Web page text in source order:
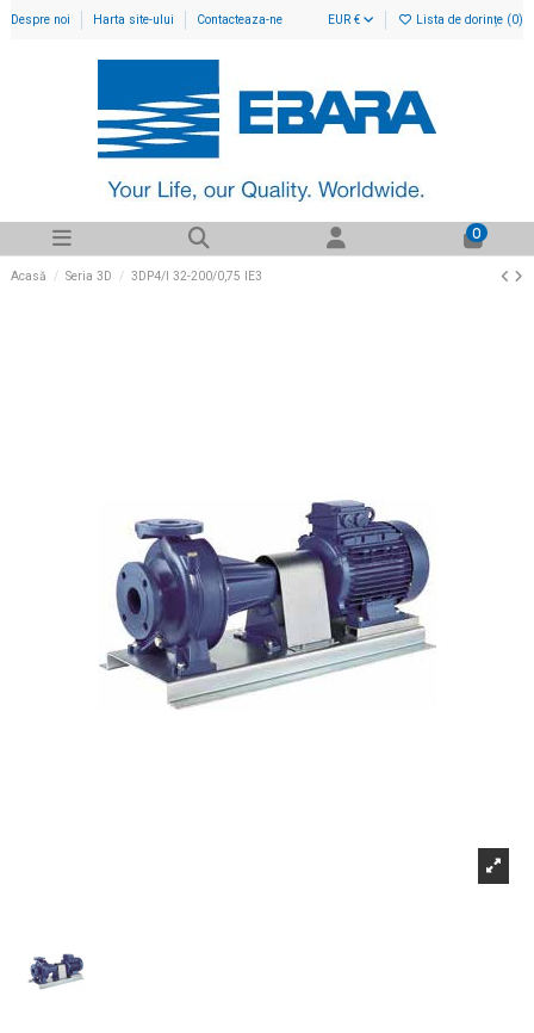
Despre noi Harta site-ului Contacteaza-ne EUR € Lista de dorințe (0)
0
Acasă Seria 3D 3DP4/I 32-200/0,75 IE3